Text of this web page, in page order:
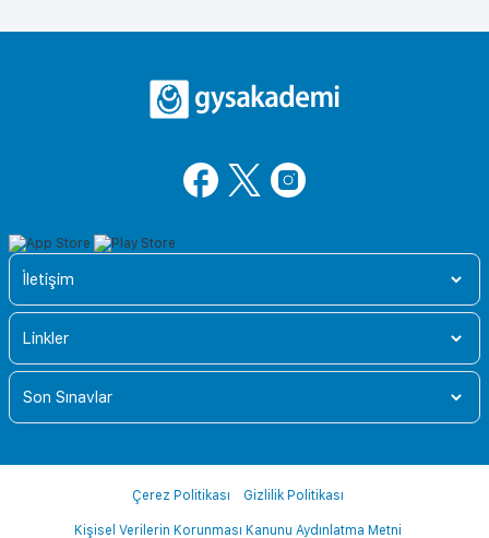
İletişim
Linkler
Son Sınavlar
Çerez Politikası Gizlilik Politikası
Kişisel Verilerin Korunması Kanunu Aydınlatma Metni